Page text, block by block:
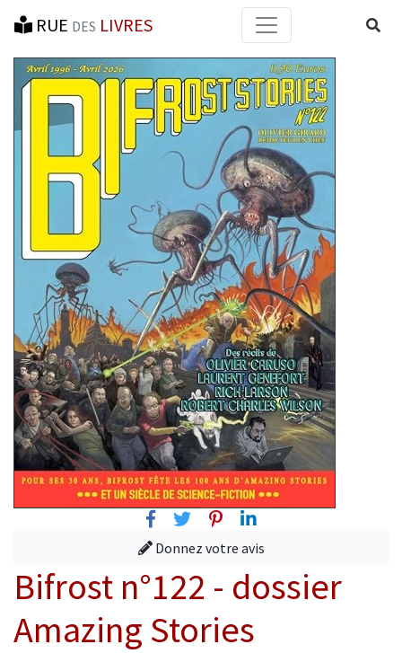
RUE DES LIVRES
FacebookTwitterPinterest
Linkedin
Donnez votre avis
Bifrost n°122 - dossier
Amazing Stories